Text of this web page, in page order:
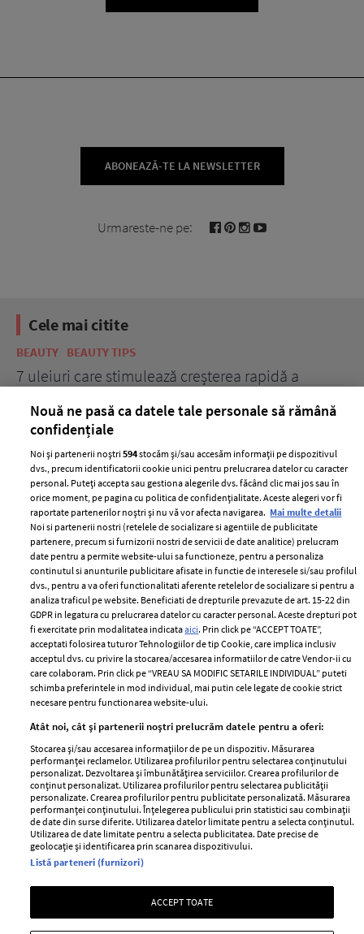
ABONEAZĂ-TE LA NEWSLETTER
Urmareste-ne pe:
Cele mai citite
BEAUTY BEAUTY TIPS
7 uleiuri care stimulează creșterea rapidă a
ELLE Style Awards
2024
Despre ELLE
Romania
Contact
Abonamente
Termeni si conditii
Politica de
confidențialitate
Politica de cookies
Publicitate
GSP
Unica
Baby
Retete
femei
Viva
Avantaje
Retete practice
Pariază responsabil! Decizia ONJN nr. 821/25.09.2025.
Jocurile de noroc sunt interzise minorilor.
Nouă ne pasă ca datele tale personale să rămână
confidențiale
Noi și partenerii noștri594stocăm și/sau accesăm informații pe dispozitivul
dvs., precum identificatorii cookie unici pentru prelucrarea datelor cu caracter
personal. Puteți accepta sau gestiona alegerile dvs. făcând clic mai jos sau în
orice moment, pe pagina cu politica de confidențialitate. Aceste alegeri vor fi
raportate partenerilor noștri și nu vă vor afecta navigarea. Mai multe detalii
Noi si partenerii nostri (retelele de socializare si agentiile de publicitate
partenere, precum si furnizorii nostri de servicii de date analitice) prelucram
date pentru a permite website-ului sa functioneze, pentru a personaliza
continutul si anunturile publicitare afisate in functie de interesele si/sau profilul
dvs., pentru a va oferi functionalitati aferente retelelor de socializare si pentru a
analiza traficul pe website. Beneficiati de drepturile prevazute de art. 15-22 din
GDPR in legatura cu prelucrarea datelor cu caracter personal. Aceste drepturi pot
fi exercitate prin modalitatea indicataaici. Prin click pe “ACCEPT TOATE”,
acceptati folosirea tuturor Tehnologiilor de tip Cookie, care implica inclusiv
acceptul dvs. cu privire la stocarea/accesarea informatiilor de catre Vendor-ii cu
care colaboram. Prin click pe “VREAU SA MODIFIC SETARILE INDIVIDUAL” puteti
schimba preferintele in mod individual, mai putin cele legate de cookie strict
necesare pentru functionarea website-ului.
Atât noi, cât și partenerii noștri prelucrăm datele pentru a oferi:
Stocarea și/sau accesarea informațiilor de pe un dispozitiv. Măsurarea
performanței reclamelor. Utilizarea profilurilor pentru selectarea conținutului
personalizat. Dezvoltarea și îmbunătățirea serviciilor. Crearea profilurilor de
conținut personalizat. Utilizarea profilurilor pentru selectarea publicității
personalizate. Crearea profilurilor pentru publicitate personalizată. Măsurarea
performanței conținutului. Înțelegerea publicului prin statistici sau combinații
de date din surse diferite. Utilizarea datelor limitate pentru a selecta conținutul.
Utilizarea de date limitate pentru a selecta publicitatea. Date precise de
geolocație și identificarea prin scanarea dispozitivului.
Listă parteneri (furnizori)
ACCEPT TOATE